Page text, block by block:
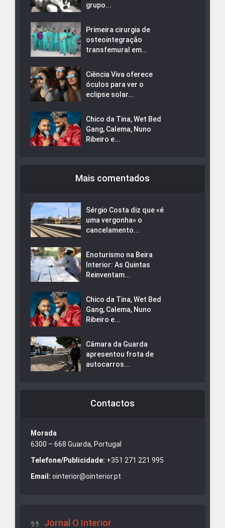
grupo...
Primeira cirurgia de
osteointegração
transfemural em...
Ciência Viva oferece
óculos para ver o
eclipse solar...
Chico da Tina, Wet Bed
Gang, Calema, Nuno
Ribeiro e...
Mais comentados
Sérgio Costa diz que «é
uma vergonha» o
cancelamento...
Enoturismo na Beira
Interior: As Quintas
Reinventam...
Chico da Tina, Wet Bed
Gang, Calema, Nuno
Ribeiro e...
Câmara da Guarda
apresentou frota de
autocarros...
Contactos
Morada
6300 – 668 Guarda, Portugal
Telefone/Publicidade: +351 271 221 995
Email: ointerior@ointerior.pt
Jornal O Interior